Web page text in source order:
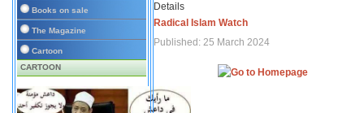
Books on sale
The Magazine
Cartoon
CARTOON
Details
Radical Islam Watch
Published: 25 March 2024